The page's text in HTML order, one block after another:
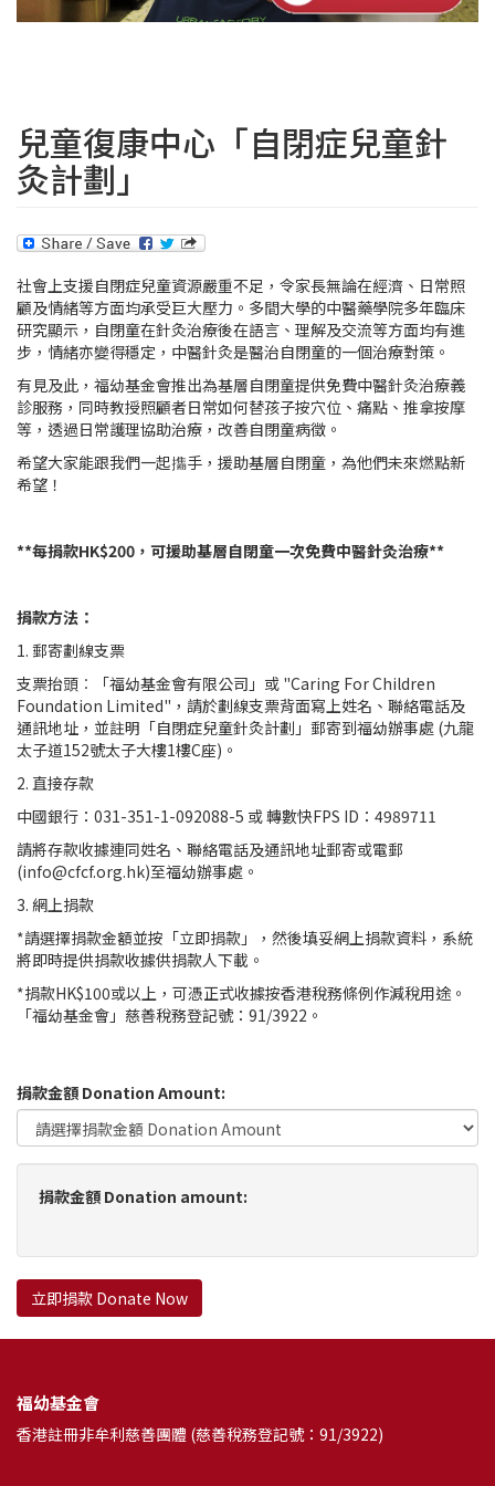
兒童復康中心「自閉症兒童針
灸計劃」
社會上支援自閉症兒童資源嚴重不足，令家長無論在經濟、日常照
顧及情緒等方面均承受巨大壓力。多間大學的中醫藥學院多年臨床
研究顯示，自閉童在針灸治療後在語言、理解及交流等方面均有進
步，情緒亦變得穩定，中醫針灸是醫治自閉童的一個治療對策。
有見及此，福幼基金會推出為基層自閉童提供免費中醫針灸治療義
診服務，同時教授照顧者日常如何替孩子按穴位、痛點、推拿按摩
等，透過日常護理協助治療，改善自閉童病徵。
希望大家能跟我們一起㩦手，援助基層自閉童，為他們未來燃點新
希望！
**每捐款HK$200，可援助基層自閉童一次免費中醫針灸治療**
捐款方法：
1. 郵寄劃線支票
支票抬頭︰「福幼基金會有限公司」或 "Caring For Children
Foundation Limited"，請於劃線支票背面寫上姓名、聯絡電話及
通訊地址，並註明「自閉症兒童針灸計劃」郵寄到福幼辦事處 (九龍
太子道152號太子大樓1樓C座)。
2. 直接存款
中國銀行：031-351-1-092088-5 或 轉數快FPS ID：4989711
請將存款收據連同姓名、聯絡電話及通訊地址郵寄或電郵
(info@cfcf.org.hk)至福幼辦事處。
3. 網上捐款
*請選擇捐款金額並按「立即捐款」，然後填妥網上捐款資料，系統
將即時提供捐款收據供捐款人下載。
*捐款HK$100或以上，可憑正式收據按香港稅務條例作減稅用途。
「福幼基金會」慈善稅務登記號：91/3922。
捐款金額 Donation Amount:
捐款金額 Donation amount:
立即捐款 Donate Now
福幼基金會
香港註冊非牟利慈善團體 (慈善稅務登記號：91/3922)